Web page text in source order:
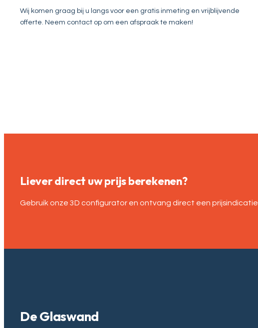
g
o
o
Wij komen graag bij u langs voor een gratis inmeting en vrijblijvende
offerte. Neem contact op om een afspraak te maken!
Liever direct uw prijs berekenen?
Gebruik onze 3D configurator en ontvang direct een prijsindicatie.
De Glaswand